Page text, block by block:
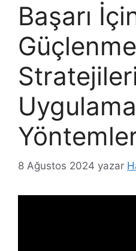
Başarı
Güçlenme
Uygulama
8 Ağustos 2024 yazar